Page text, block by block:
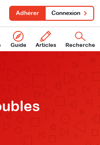
Guide Articles Recherche
Adhérer Connexion